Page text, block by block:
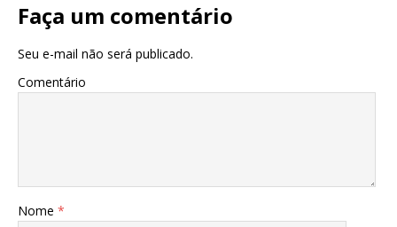
Faça um comentário
Seu e-mail não será publicado.
Comentário
Nome *